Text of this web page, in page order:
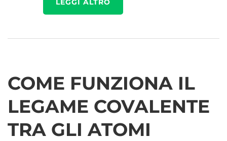
LEGGI ALTRO
COME FUNZIONA IL
LEGAME COVALENTE
TRA GLI ATOMI